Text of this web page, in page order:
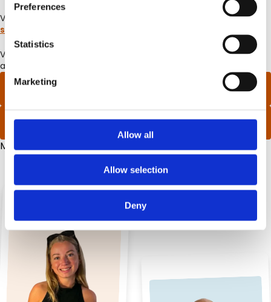
Preferences
Statistics
Marketing
Allow all
Allow selection
Deny
Vi har gjort vores bedste for at svare på de fleste
ofte stillede
spørgsmål
Vi håber du finder svar på dine spørgsmål og hvis ikke, er du
altid velkommen til at ringe eller skrive til os på kontoret.
info@hojskolendk.dk
Mandag - Fredag kl. 10.00 - 16.00.